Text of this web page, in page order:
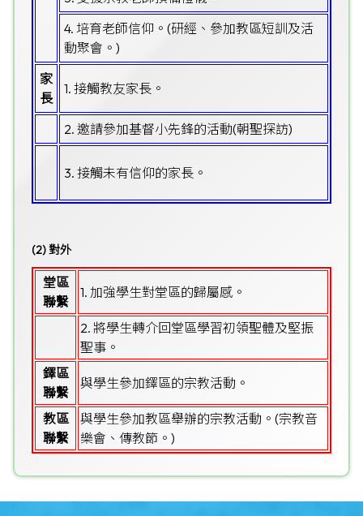
4. 培育老師信仰。(研經、參加教區短訓及活
動聚會。)
家
長
1. 接觸教友家長。
2. 邀請參加基督小先鋒的活動(朝聖探訪)
3. 接觸未有信仰的家長。
(2) 對外
堂區
聯繫
1. 加強學生對堂區的歸屬感。
2. 將學生轉介回堂區學習初領聖體及堅振
聖事。
鐸區
聯繫
與學生參加鐸區的宗教活動。
教區
聯繫
與學生參加教區舉辦的宗教活動。(宗教音
樂會、傳教節。)